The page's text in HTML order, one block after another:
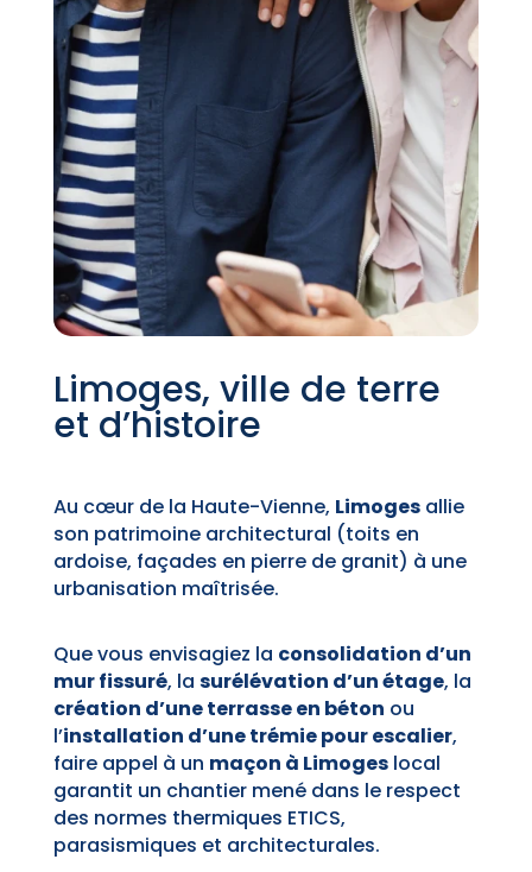
Limoges, ville de terre
et d’histoire
Au cœur de la Haute-Vienne, Limogesallie
son patrimoine architectural (toits en
ardoise, façades en pierre de granit) à une
urbanisation maîtrisée.
Que vous envisagiez la consolidation d’un
mur fissuré, la surélévation d’un étage, la
création d’une terrasse en béton ou
l’installation d’une trémie pour escalier,
faire appel à un maçon à Limogeslocal
garantit un chantier mené dans le respect
des normes thermiques ETICS,
parasismiques et architecturales.